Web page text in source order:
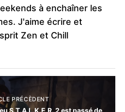
à enchaîner les
J'aime écrire et
Zen et Chill
PRÉCÈDENT
S.T.A.L.K.E.R. 2 est passé de